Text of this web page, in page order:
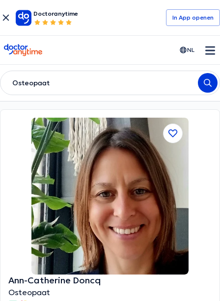
Doctoranytime
In App openen
doctoranytime NL
Osteopaat
Ann-Catherine Doncq
Osteopaat